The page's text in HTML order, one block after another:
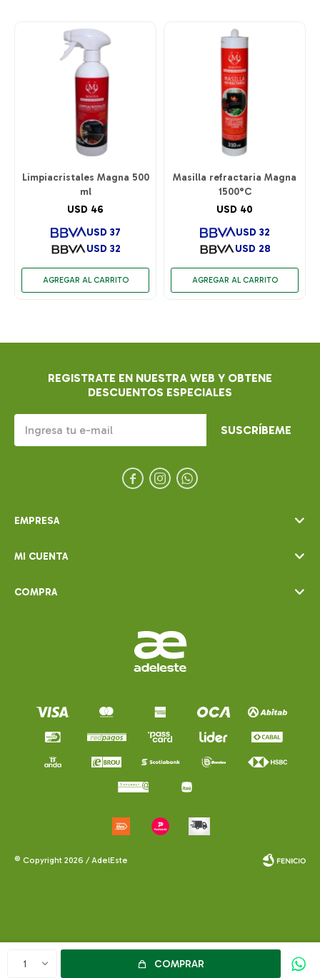
1 COMPRAR
Limpiacristales Magna 500
ml
USD 46
USD 32
USD 37
Masilla refractaria Magna
1500°C
USD 40
USD 28
USD 32
EMPRESA
MI CUENTA
COMPRA
REGISTRATE EN NUESTRA WEB Y OBTENE
DESCUENTOS ESPECIALES
SUSCRÍBEME
  
© Copyright 2026 / AdelEste